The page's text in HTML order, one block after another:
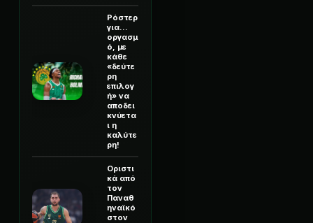
Ρόστερ
για...
οργασμ
ό, με
κάθε
«δεύτε
ρη
επιλογ
ή» να
αποδει
κνύετα
ι η
καλύτε
ρη!
Οριστι
κά από
τον
Παναθ
ηναϊκό
στον